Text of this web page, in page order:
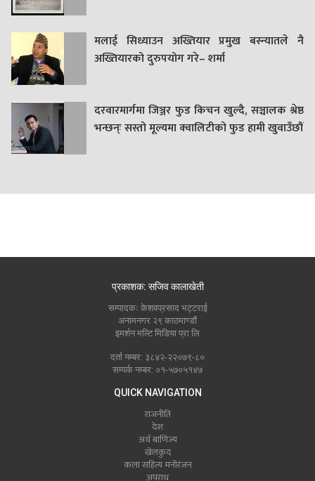
मलाई सिध्याउन अख्तियार प्रमुख बस्न्यातले नै
अख्तियारको दुरुपयोग गरे– शर्मा
दरवारमार्गमा जिञ्जर फुड किचन खुल्दै, सञ्चालक श्रेष्ठ
भन्छन्ः सस्तो मूल्यमा क्वालिटीको फुड हामी खुवाउँछौं
प्रकाशक: सजिव कालाखेती
सम्पादकः केशवप्रसाद भट्टराई
अनामनगर २९ काठमाण्डौं
इमर्शन मल्टि मिडिया प्रा लि
दर्ता नम्बर: ३८४२-२२०७९-८०
सम्पर्क नम्बर: ०१-५७०५१४७
QUICK NAVIGATION
राजनीति
देश
अर्थ बाणिज्य
खेलकुद
कला सहित्य मनोरंजन
अपराध